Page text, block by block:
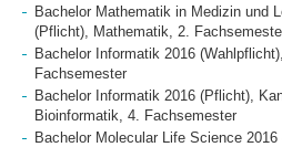
Bachelor Mathematik in Medizin und
(Pflicht), Mathematik, 2.
Bachelor Informatik 2016
Fachsemester
Bachelor Informatik 2016 (Pflicht),
Bioinformatik, 4. Fachsemester
Bachelor Molecular Life Science